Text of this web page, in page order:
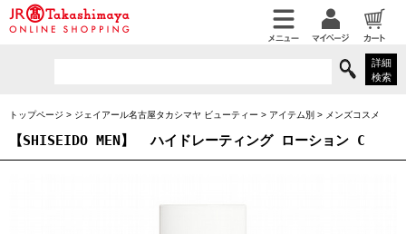
詳細
検索
トップページ > ジェイアール名古屋タカシマヤ ビューティー > アイテム別 > メンズコスメ
【SHISEIDO MEN】ハイドレーティング ローション C